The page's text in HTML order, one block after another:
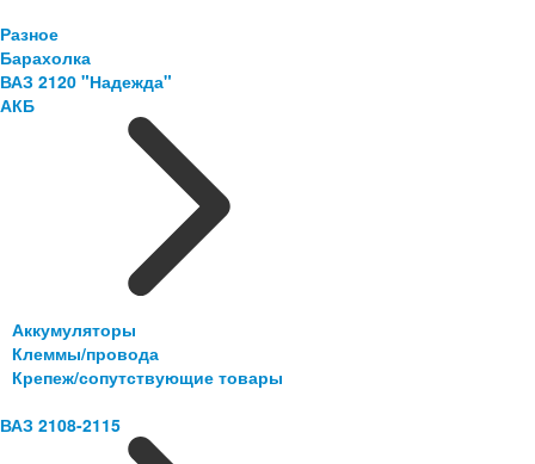
Разное
Барахолка
ВАЗ 2120 "Надежда"
АКБ
Аккумуляторы
Клеммы/провода
Крепеж/сопутствующие товары
ВАЗ 2108-2115